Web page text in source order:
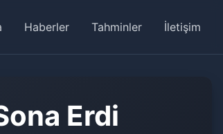
Haberler Tahminler İletişim
Erdi